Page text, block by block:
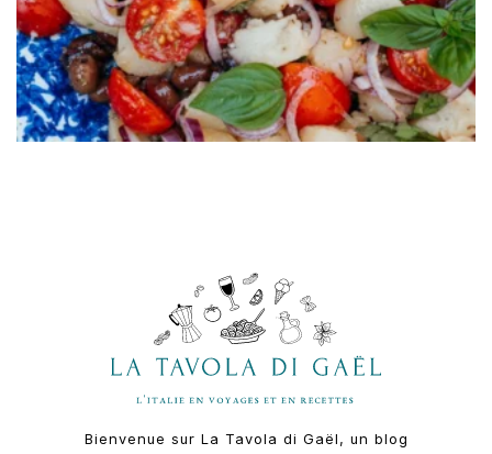
Bienvenue sur La Tavola di Gaël, un blog